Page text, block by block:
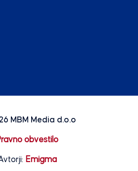
MBM Media d.o.o
obvestilo
Emigma